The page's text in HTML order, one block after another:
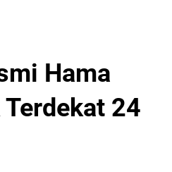
Hama
24